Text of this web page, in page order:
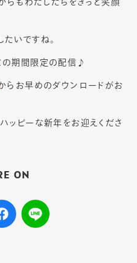
らもわたしたちをきっと笑顔
いですね。
の期間限定の配信♪
らお早めのダウンロードがお
ッピーな新年をお迎えくださ
ON